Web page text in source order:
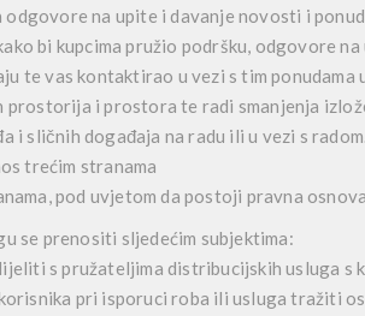
odgovore na upite i davanje novosti i
bi kupcima pružio podršku, odgovore
vas kontaktirao u vezi s tim ponudama
i prostora te radi smanjenja
i sličnih događaja na radu ili u vezi s
trećim stranama
pod uvjetom da postoji pravna
se prenositi sljedećim subjektima:
s pružateljima distribucijskih usluga s
pri isporuci roba ili usluga tražiti